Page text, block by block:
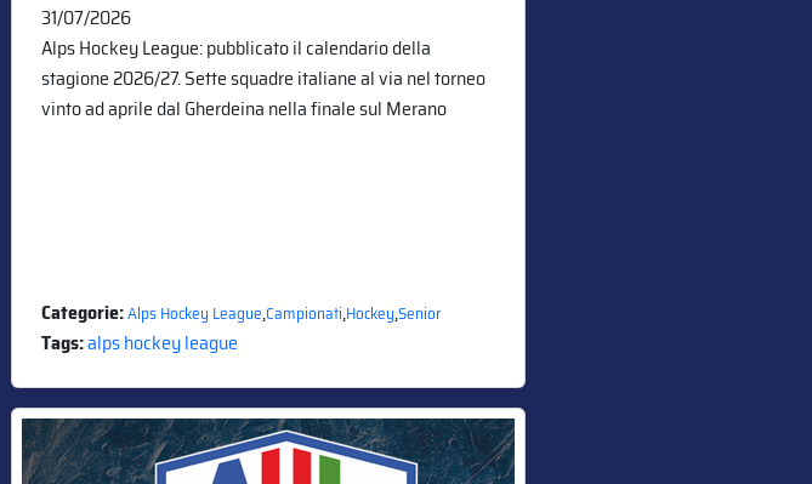
31/07/2026
Alps Hockey League: pubblicato il calendario della
stagione 2026/27. Sette squadre italiane al via nel torneo
vinto ad aprile dal Gherdeina nella finale sul Merano
Categorie:Alps Hockey League,Campionati,Hockey,Senior
Tags:alps hockey league